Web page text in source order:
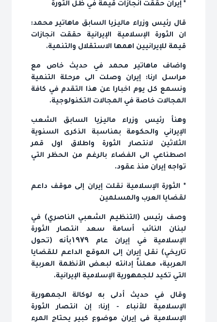
* إيران حققت انجازات قيمة في ظل الثورة
قال رئيس وزراء ماليزيا السابق ماهاتير محمد:
ان الثورة الإسلامية الإيرانية حققت انجازات
قيمة للإيرانيين اهمها الاستقلال والتنمية.
واضاف ماهاتير محمد في حديث خاص مع
مراسل ارنا: إيران وصلت الى مرحلة التنمية
ونسمع كل يوم اخبارا عن هذا التقدم في كافة
المجالات خاصة في المجالات التكنولوجية.
وهنأ رئيس وزراء ماليزيا السابق الشعب
الإيراني والحكومة بمناسبة الذكرى السنوية
الثلاثين لانتصار الثورة واطلاق اول قمر
اصطناعي الى الفضاء بالرغم من الحظر التي
تواجه إيران منذ عقود.
* الثورة الإسلامية نقلت إيران إلى موقف داعم
لقضايا العرب والمسلمين
وصف رئيس (التنظيم الشعبي الناصري) في
لبنان النائب أسامة سعد انتصار الثورة
الإسلامية في إيران عام ۱۹۷۹بأنه (تحول
تاريخي) نقل إيران إلى الموقع الداعم للقضايا
العربية، معلناً إدانته لبعض الأنظمة العربية
التي تكيد للجمهورية الإسلامية الإيرانية.
وقال في حديث أدلى به لوكالة الجمهورية
الإسلامية للأنباء - إرنا: إن انتصار الثورة
الإسلامية في إيران موضوع كبير يحتاج المرء